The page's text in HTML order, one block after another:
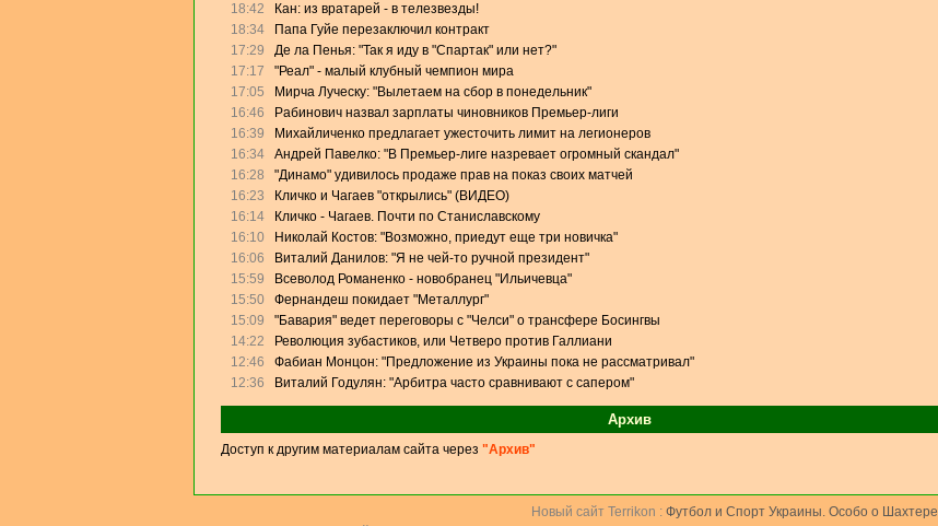
18:42
Кан: из вратарей - в телезвезды!
18:34
Папа Гуйе перезаключил контракт
17:29
Де ла Пенья: "Так я иду в "Спартак" или нет?"
17:17
"Реал" - малый клубный чемпион мира
17:05
Мирча Луческу: "Вылетаем на сбор в понедельник"
16:46
Рабинович назвал зарплаты чиновников Премьер-лиги
16:39
Михайличенко предлагает ужесточить лимит на легионеров
16:34
Андрей Павелко: "В Премьер-лиге назревает огромный скандал"
16:28
"Динамо" удивилось продаже прав на показ своих матчей
16:23
Кличко и Чагаев "открылись" (ВИДЕО)
16:14
Кличко - Чагаев. Почти по Станиславскому
16:10
Николай Костов: "Возможно, приедут еще три новичка"
16:06
Виталий Данилов: "Я не чей-то ручной президент"
15:59
Всеволод Романенко - новобранец "Ильичевца"
15:50
Фернандеш покидает "Металлург"
15:09
"Бавария" ведет переговоры с "Челси" о трансфере Босингвы
14:22
Революция зубастиков, или Четверо против Галлиани
12:46
Фабиан Монцон: "Предложение из Украины пока не рассматривал"
12:36
Виталий Годулян: "Арбитра часто сравнивают с сапером"
Архив
Доступ к другим материалам сайта через "Архив"
Новый сайт Terrikon : Футбол и Спорт Украины. Особо о Шахтере